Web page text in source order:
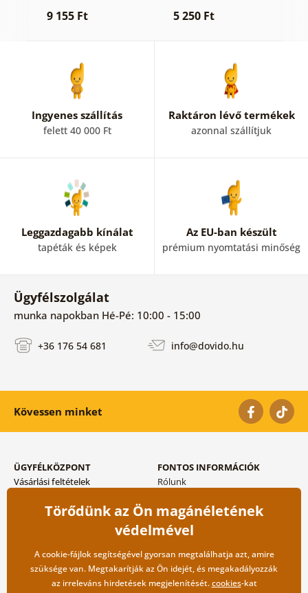
9 155 Ft 5 250 Ft
Ingyenes szállítás
felett 40 000 Ft
Raktáron lévő termékek
azonnal szállítjuk
Leggazdagabb kínálat
tapéták és képek
Az EU-ban készült
prémium nyomtatási minőség
Ügyfélszolgálat
munka napokban Hé-Pé: 10:00 - 15:00
+36 176 54 681 info@dovido.hu
Kövessen minket
ÜGYFÉLKÖZPONT
Vásárlási feltételek
Szállítási és fizetési módok
FONTOS INFORMÁCIÓK
Rólunk
Blog
Kapcsolat
Nagykereskedelmi
együttműködés
Törődünk az Ön magánéletének
védelmével
A cookie-fájlok segítségével gyorsan megtalálhatja azt, amire
szüksége van. Megtakarítják az Ön idejét, és megakadályozzák
az irreleváns hirdetések megjelenítését.cookies-kat